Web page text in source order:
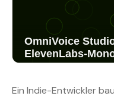
Ein Indie-Entwickler